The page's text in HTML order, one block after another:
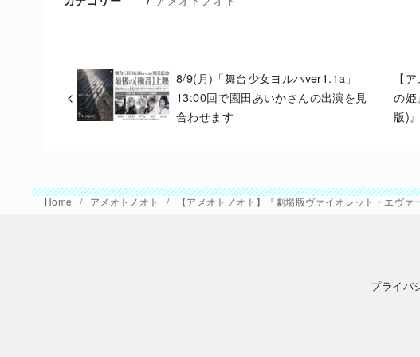
8/9(月)「舞台少女ヨルハver1.1a」
13:00回で園田あいかさんの出演を見
合わせます
【
の
版)』
Home アメオトノオト 【アメオトノオト】『劇場版ヴァイオレット・エヴ
プライバ